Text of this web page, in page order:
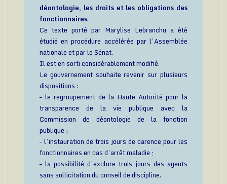
déontologie, les droits et les obligations des
fonctionnaires.
Ce texte porté par Marylise Lebranchu a été
étudié en procédure accélérée par l’Assemblée
nationale et par le Sénat.
Il est en sorti considérablement modifié.
Le gouvernement souhaite revenir sur plusieurs
dispositions :
– le regroupement de la Haute Autorité pour la
transparence de la vie publique avec la
Commission de déontologie de la fonction
publique ;
– l’instauration de trois jours de carence pour les
fonctionnaires en cas d’arrêt maladie ;
– la possibilité d’exclure trois jours des agents
sans sollicitation du conseil de discipline.